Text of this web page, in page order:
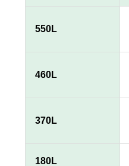
550L
460L
370L
180L